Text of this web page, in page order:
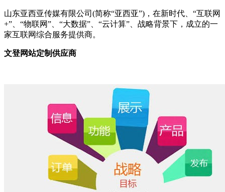
山东亚西亚传媒有限公司(简称“亚西亚”)，在新时代、“互联网
+”、“物联网”、“大数据”、“云计算”、战略背景下，成立的一
家互联网综合服务提供商。
文登网站定制供应商